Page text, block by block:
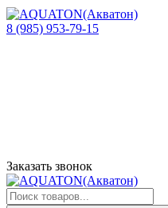
8 (985) 953-79-15
Заказать звонок